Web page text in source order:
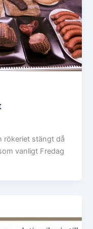
rökeriet stängt då
vanligt Fredag